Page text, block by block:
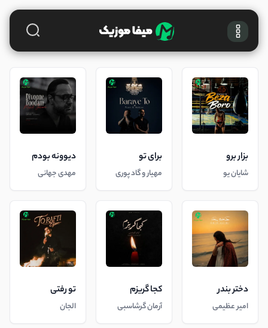
بزار برو
شایان یو
برای تو
مهیار و گاد پوری
دیوونه بودم
مهدی جهانی
دختر بندر
امیر عظیمی
کجا گریزم
آرمان گرشاسبی
تو رفتی
الجان